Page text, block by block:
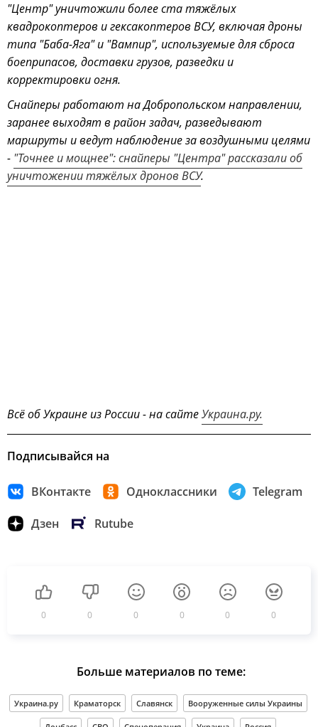
"Центр" уничтожили более ста тяжёлых
квадрокоптеров и гексакоптеров ВСУ, включая дроны
типа "Баба-Яга" и "Вампир", используемые для сброса
боеприпасов, доставки грузов, разведки и
корректировки огня.
Снайперы работают на Добропольском направлении,
заранее выходят в район задач, разведывают
маршруты и ведут наблюдение за воздушными целями
- "Точнее и мощнее": снайперы "Центра" рассказали об
уничтожении тяжёлых дронов ВСУ.
Всё об Украине из России - на сайтеУкраина.ру.
Подписывайся на
ВКонтакте Одноклассники Telegram
Дзен Rutube
0 0 0 0 0 0
Больше материалов по теме:
Украина.ру Краматорск Славянск Вооруженные силы Украины